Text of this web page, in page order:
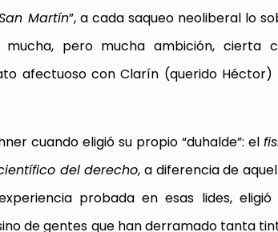
Martín”, a cada saqueo neoliberal lo
mucha, pero mucha ambición, cierta
afectuoso con Clarín (querido
cuando eligió su propio “duhalde”: el
del derecho, a diferencia de
probada en esas lides,
de gentes que han derramado tanta